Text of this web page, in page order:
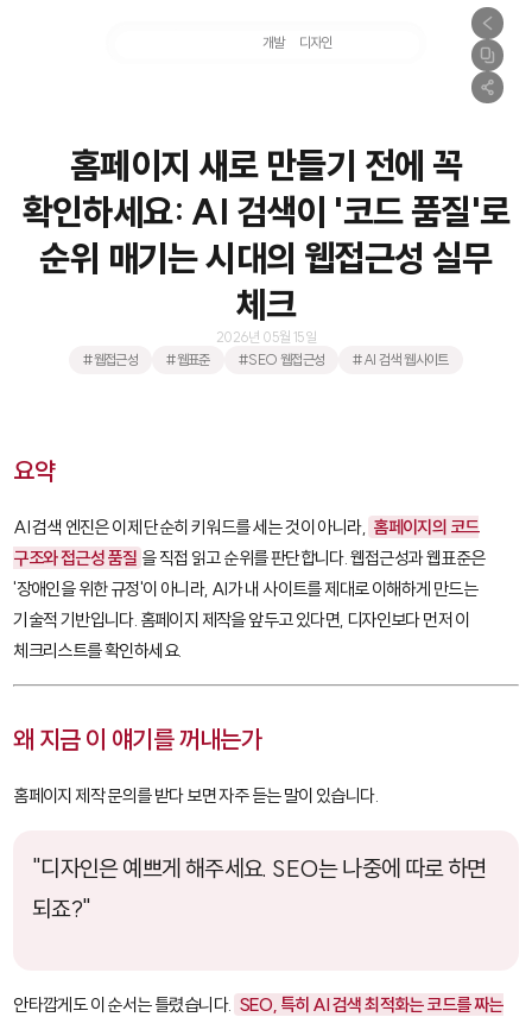
개발 디자인
홈페이지 새로 만들기 전에 꼭
확인하세요: AI 검색이 '코드 품질'로
순위 매기는 시대의 웹접근성 실무
체크
2026년 05월 15일
#웹접근성
#웹표준 #SEO 웹접근성 #AI 검색 웹사이트
요약
AI 검색 엔진은 이제 단순히 키워드를 세는 것이 아니라, 홈페이지의 코드
구조와 접근성 품질 을 직접 읽고 순위를 판단합니다. 웹접근성과 웹표준은
'장애인을 위한 규정'이 아니라, AI가 내 사이트를 제대로 이해하게 만드는
기술적 기반입니다. 홈페이지 제작을 앞두고 있다면, 디자인보다 먼저 이
체크리스트를 확인하세요.
왜 지금 이 얘기를 꺼내는가
홈페이지 제작 문의를 받다 보면 자주 듣는 말이 있습니다.
"디자인은 예쁘게 해주세요. SEO는 나중에 따로 하면
되죠?"
안타깝게도 이 순서는 틀렸습니다. SEO, 특히 AI 검색 최적화는 코드를 짜는